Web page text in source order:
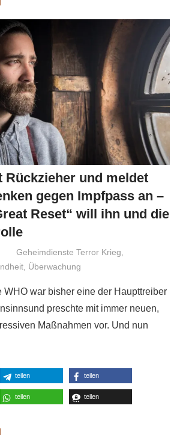
Rückzieher und meldet
gegen Impfpass an –
Reset“ will ihn und die
Niki Vogt
Geheimdienste Terror Krieg
, Überwachung
WHO war bisher eine der Haupttreiber
preschte mit immer neuen,
Maßnahmen vor. Und nun
teilen teilen
teilen teilen